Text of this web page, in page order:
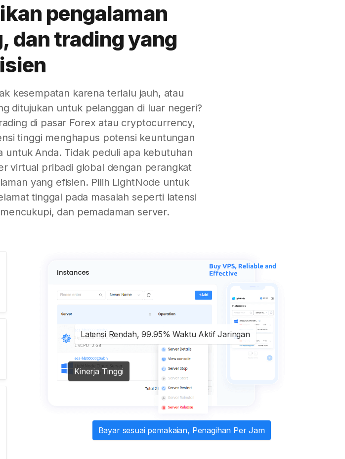
pengalaman
dan trading yang
kesempatan karena terlalu jauh, atau
ditujukan untuk pelanggan di luar negeri?
di pasar Forex atau cryptocurrency,
tinggi menghapus potensi keuntungan
untuk Anda. Tidak peduli apa kebutuhan
virtual pribadi global dengan perangkat
yang efisien. Pilih LightNode untuk
tinggal pada masalah seperti latensi
dan pemadaman server.
Latensi Rendah, 99.95% Waktu Aktif Jaringan
Kinerja Tinggi
Bayar sesuai pemakaian, Penagihan Per Jam